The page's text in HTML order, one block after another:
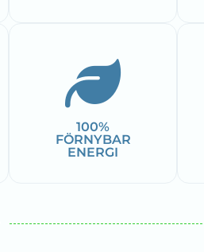
100%
FÖRNYBAR
ENERGI